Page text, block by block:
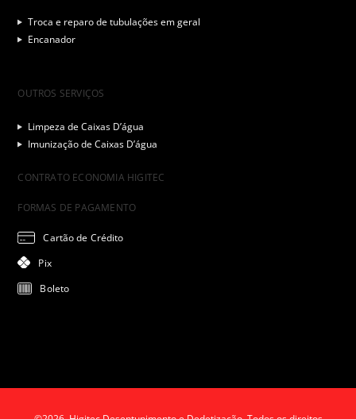
Troca e reparo de tubulações em geral
Encanador
OUTROS SERVIÇOS
Limpeza de Caixas D’água
Imunização de Caixas D’água
CONTRATO ECONOMIA HIGITEC
FORMAS DE PAGAMENTO
Cartão de Crédito
Pix
Boleto